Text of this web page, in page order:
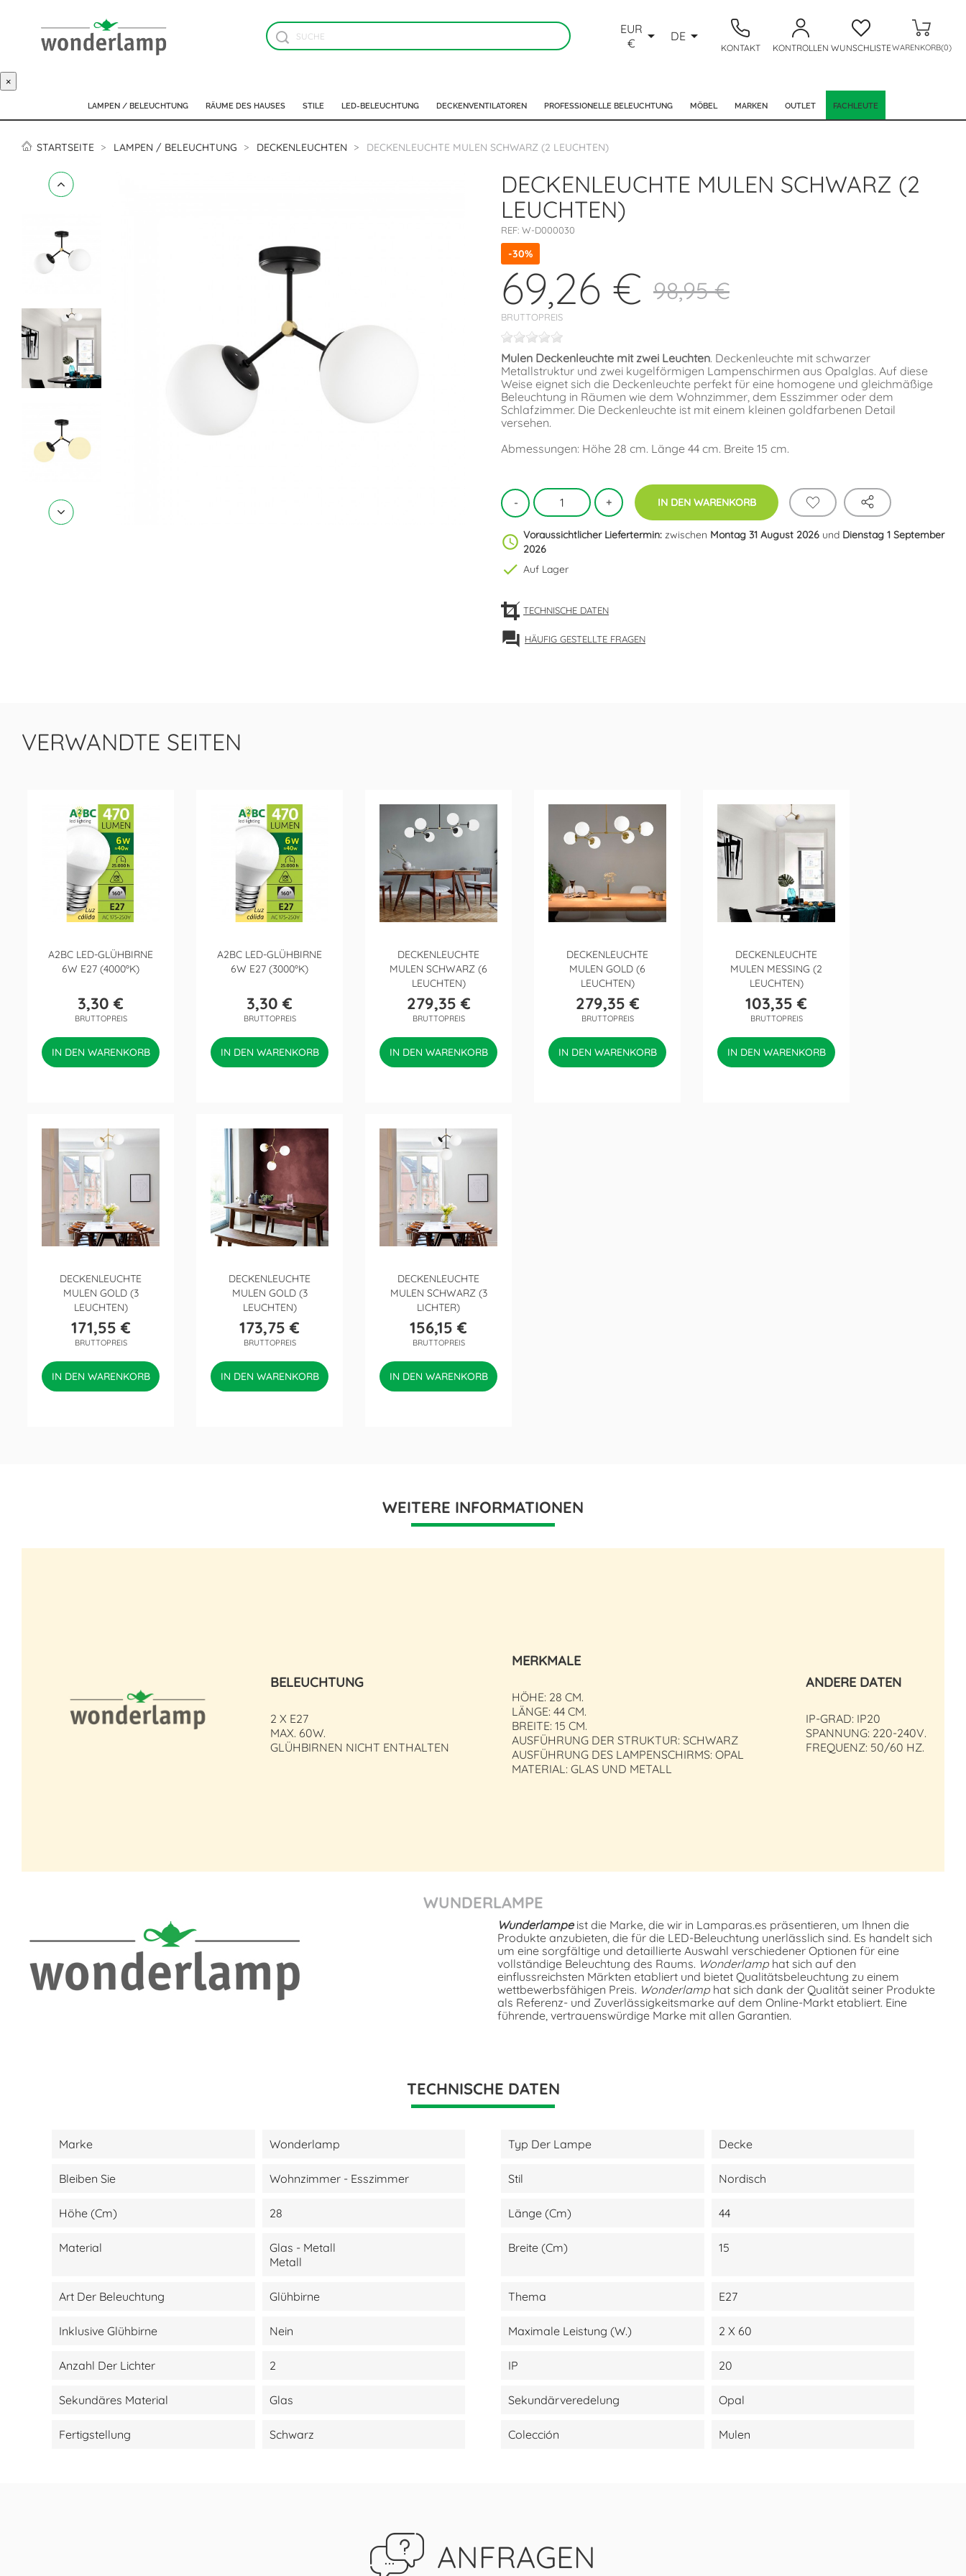
EUR
€
 DE 
KONTAKT KONTROLLEN WUNSCHLISTEWARENKORB(0)
×
LAMPEN / BELEUCHTUNG RÄUME DES HAUSES STILE LED-BELEUCHTUNG DECKENVENTILATOREN PROFESSIONELLE BELEUCHTUNG MÖBEL MARKEN OUTLET FACHLEUTE
STARTSEITE LAMPEN / BELEUCHTUNG DECKENLEUCHTEN DECKENLEUCHTE MULEN SCHWARZ (2 LEUCHTEN)
DECKENLEUCHTE MULEN SCHWARZ (2
LEUCHTEN)
REF: W-D000030
-30%
69,26 €
BRUTTOPREIS
98,95 €
Mulen Deckenleuchte mit zwei Leuchten. Deckenleuchte mit schwarzer
Metallstruktur und zwei kugelförmigen Lampenschirmen aus Opalglas. Auf diese
Weise eignet sich die Deckenleuchte perfekt für eine homogene und gleichmäßige
Beleuchtung in Räumen wie dem Wohnzimmer, dem Esszimmer oder dem
Schlafzimmer. Die Deckenleuchte ist mit einem kleinen goldfarbenen Detail
versehen.
Abmessungen: Höhe 28 cm. Länge 44 cm. Breite 15 cm.
IN DEN WARENKORB
schedule Voraussichtlicher Liefertermin: zwischen Montag 31 August 2026 und Dienstag 1 September
2026
check Auf Lager
TECHNISCHE DATEN
forum HÄUFIG GESTELLTE FRAGEN
VERWANDTE SEITEN
A2BC LED-GLÜHBIRNE
6W E27 (4000ºK)
Preis
3,30 €
BRUTTOPREIS
IN DEN WARENKORB
A2BC LED-GLÜHBIRNE
6W E27 (3000ºK)
Preis
3,30 €
BRUTTOPREIS
IN DEN WARENKORB
DECKENLEUCHTE
MULEN SCHWARZ (6
LEUCHTEN)
Preis
279,35 €
BRUTTOPREIS
IN DEN WARENKORB
DECKENLEUCHTE
MULEN GOLD (6
LEUCHTEN)
Preis
279,35 €
BRUTTOPREIS
IN DEN WARENKORB
DECKENLEUCHTE
MULEN MESSING (2
LEUCHTEN)
Preis
103,35 €
BRUTTOPREIS
IN DEN WARENKORB
DECKENLEUCHTE
MULEN GOLD (3
LEUCHTEN)
Preis
171,55 €
BRUTTOPREIS
IN DEN WARENKORB
DECKENLEUCHTE
MULEN GOLD (3
LEUCHTEN)
Preis
173,75 €
BRUTTOPREIS
IN DEN WARENKORB
DECKENLEUCHTE
MULEN SCHWARZ (3
LICHTER)
Preis
156,15 €
BRUTTOPREIS
IN DEN WARENKORB
WEITERE INFORMATIONEN
BELEUCHTUNG
2 X E27
MAX. 60W.
GLÜHBIRNEN NICHT ENTHALTEN
MERKMALE
HÖHE: 28 CM.
LÄNGE: 44 CM.
BREITE: 15 CM.
AUSFÜHRUNG DER STRUKTUR: SCHWARZ
AUSFÜHRUNG DES LAMPENSCHIRMS: OPAL
MATERIAL: GLAS UND METALL
ANDERE DATEN
IP-GRAD: IP20
SPANNUNG: 220-240V.
FREQUENZ: 50/60 HZ.
WUNDERLAMPE
Wunderlampe ist die Marke, die wir in Lamparas.es präsentieren, um Ihnen die
Produkte anzubieten, die für die LED-Beleuchtung unerlässlich sind. Es handelt sich
um eine sorgfältige und detaillierte Auswahl verschiedener Optionen für eine
vollständige Beleuchtung des Raums. Wonderlamp hat sich auf den
einflussreichsten Märkten etabliert und bietet Qualitätsbeleuchtung zu einem
wettbewerbsfähigen Preis. Wonderlamp hat sich dank der Qualität seiner Produkte
als Referenz- und Zuverlässigkeitsmarke auf dem Online-Markt etabliert. Eine
führende, vertrauenswürdige Marke mit allen Garantien.
TECHNISCHE DATEN
Marke Wonderlamp Typ Der Lampe Decke
Bleiben Sie Wohnzimmer - Esszimmer Stil Nordisch
Höhe (cm) 28 Länge (cm) 44
Material
Glas - Metall
Metall
Breite (cm) 15
Art Der Beleuchtung Glühbirne Thema E27
Inklusive Glühbirne Nein Maximale Leistung (W.) 2 X 60
Anzahl Der Lichter 2 IP 20
Sekundäres Material Glas Sekundärveredelung Opal
Fertigstellung Schwarz Colección Mulen
ANFRAGEN